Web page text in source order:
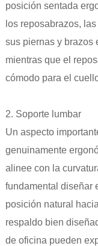
posición sentada
los reposabrazos,
sus piernas y brazos
mientras que el
cómodo para el
2. Soporte lumbar
Un aspecto
genuinamente
alinee con la
fundamental diseñar
posición natural
respaldo bien
de oficina pueden